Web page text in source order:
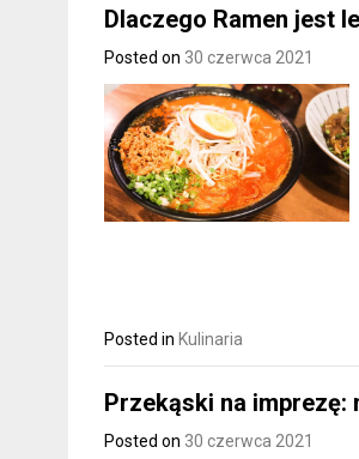
Dlaczego Ramen jest
Posted on 30 czerwca 2021
Posted in Kulinaria
Przekąski na imprezę:
Posted on 30 czerwca 2021